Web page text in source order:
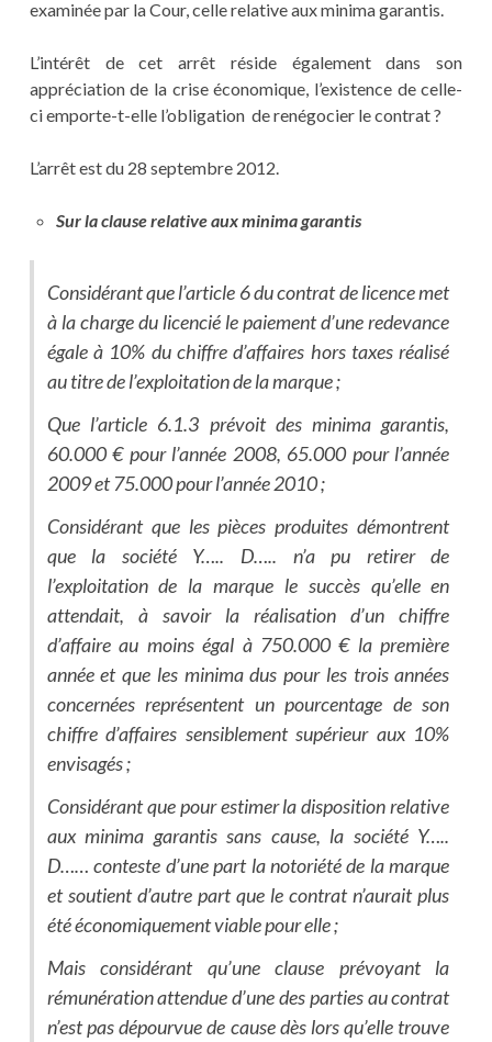
examinée par la Cour, celle relative aux minima garantis.
L’intérêt de cet arrêt réside également dans son
appréciation de la crise économique, l’existence de celle-
ci emporte-t-elle l’obligation de renégocier le contrat ?
L’arrêt est du 28 septembre 2012.
Sur la clause relative aux minima garantis
Considérant que l’article 6 du contrat de licence met
à la charge du licencié le paiement d’une redevance
égale à 10% du chiffre d’affaires hors taxes réalisé
au titre de l’exploitation de la marque ;
Que l’article 6.1.3 prévoit des minima garantis,
60.000 € pour l’année 2008, 65.000 pour l’année
2009 et 75.000 pour l’année 2010 ;
Considérant que les pièces produites démontrent
que la société Y….. D….. n’a pu retirer de
l’exploitation de la marque le succès qu’elle en
attendait, à savoir la réalisation d’un chiffre
d’affaire au moins égal à 750.000 € la première
année et que les minima dus pour les trois années
concernées représentent un pourcentage de son
chiffre d’affaires sensiblement supérieur aux 10%
envisagés ;
Considérant que pour estimer la disposition relative
aux minima garantis sans cause, la société Y…..
D…… conteste d’une part la notoriété de la marque
et soutient d’autre part que le contrat n’aurait plus
été économiquement viable pour elle ;
Mais considérant qu’une clause prévoyant la
rémunération attendue d’une des parties au contrat
n’est pas dépourvue de cause dès lors qu’elle trouve